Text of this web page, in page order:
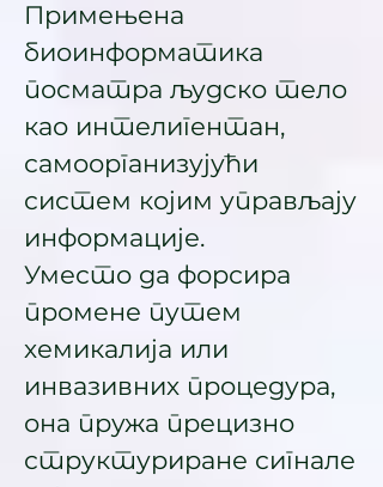
Примењена
биоинформатика
посматра људско тело
као интелигентан,
самоорганизујући
систем којим управљају
информације.
Уместо да форсира
промене путем
хемикалија или
инвазивних процедура,
она пружа прецизно
структуриране сигнале